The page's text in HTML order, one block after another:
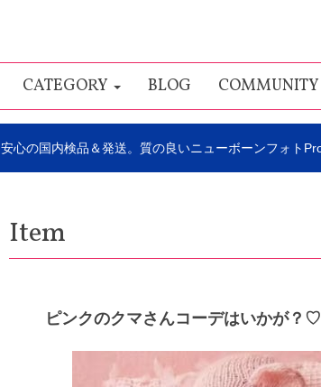
CATEGORY BLOG COMMUNITY
安心の国内検品＆発送。質の良いニューボーンフォト
Item
ピンクのクマさんコーデはいかが